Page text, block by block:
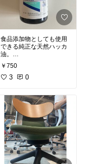
特に入浴剤として重曹入
りのお風呂に入ると本当
肌ツルツルで背中のニキ
ビがだいぶ治ってきた！
泣
#必需品
#ランドリー
食品添加物としても使用
できる純正な天然ハッカ
油。
○水で薄めて虫除けスプ
レーに
○マクラにつけてアロマ
でリラックス効果を
○マスクにつけて花粉対
策に
など、かなりの使い道が
あります！
おすすめ。
￥750
3 0